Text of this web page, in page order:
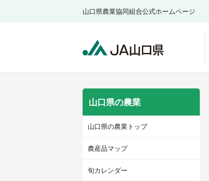
山口県農業協同組合公式ホームページ
山口県の農業
山口県の農業トップ
農産品マップ
旬カレンダー